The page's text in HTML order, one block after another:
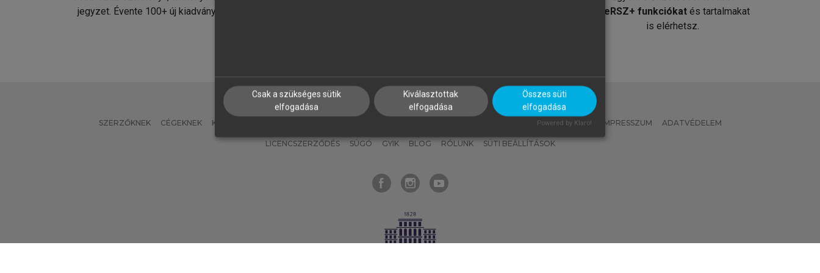
jegyzet. Évente 100+ új kiadvány.
MeRSZ+ funkciókat és tartalmakat
is elérhetsz.
SZERZŐKNEK CÉGEKNEK KÖNYVTÁROSOKNAK MI – ÁLTALÁNOS IRÁNYELVEK IMPRESSZUM ADATVÉDELEM
LICENCSZERZŐDÉS SÚGÓ GYIK BLOG RÓLUNK SÜTI BEÁLLÍTÁSOK
Csak a szükséges sütik
elfogadása
Kiválasztottak
elfogadása
Összes süti
elfogadása
Powered by Klaro!